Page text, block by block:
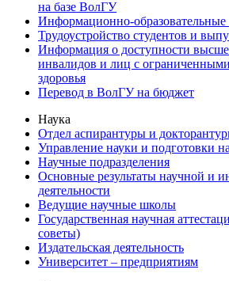
на базе ВолГУ
Информационно-образовательные
Трудоустройство студентов и
Информация о доступности
инвалидов и лиц с
здоровья
Перевод в ВолГУ на бюджет
Наука
Отдел аспирантуры и
Управление науки и подготовки
Научные подразделения
Основные результаты научной и
деятельности
Ведущие научные школы
Государственная научная
советы)
Издательская деятельность
Университет – предприятиям